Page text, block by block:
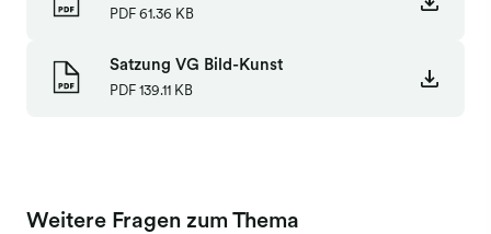
PDF 61.36 KB
Satzung VG Bild-Kunst
PDF 139.11 KB
Weitere Fragen zum Thema